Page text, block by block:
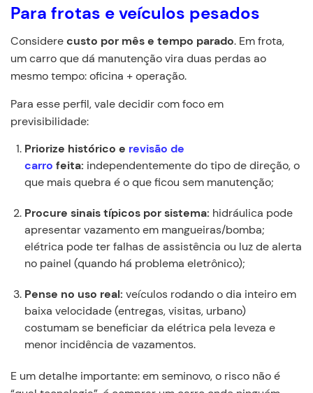
Para frotas e veículos pesados
Considerecusto por mês e tempo parado. Em frota,
um carro que dá manutenção vira duas perdas ao
mesmo tempo: oficina + operação.
Para esse perfil, vale decidir com foco em
previsibilidade:
Priorize histórico e revisão de
carro feita: independentemente do tipo de direção, o
que mais quebra é o que ficou sem manutenção;
Procure sinais típicos por sistema: hidráulica pode
apresentar vazamento em mangueiras/bomba;
elétrica pode ter falhas de assistência ou luz de alerta
no painel (quando há problema eletrônico);
Pense no uso real: veículos rodando o dia inteiro em
baixa velocidade (entregas, visitas, urbano)
costumam se beneficiar da elétrica pela leveza e
menor incidência de vazamentos.
E um detalhe importante: em seminovo, o risco não é